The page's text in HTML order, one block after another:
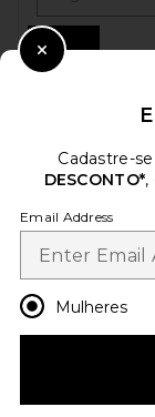
AJUDE-
Responda uma
Cadastre-
DESCONTO*,
Email Address
Mulheres
Close Modal